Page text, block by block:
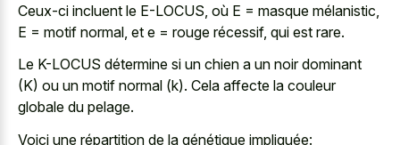
Ceux-ci incluent le E-LOCUS, où E = masque mélanistic,
E = motif normal, et e = rouge récessif, qui est rare.
Le K-LOCUS détermine si un chien a un noir dominant
(K) ou un motif normal (k). Cela affecte la couleur
globale du pelage.
Voici une répartition de la génétique impliquée: